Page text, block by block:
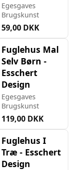
Egesgaves
Brugskunst
59,00 DKK
Fuglehus Mal
Selv Børn -
Esschert
Design
Egesgaves
Brugskunst
119,00 DKK
Fuglehus I
Træ - Esschert
Design